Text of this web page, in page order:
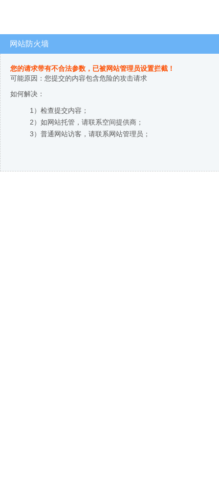
网站防火墙
您的请求带有不合法参数，已被网站管理员设置拦截！
可能原因：您提交的内容包含危险的攻击请求
如何解决：
1）检查提交内容；
2）如网站托管，请联系空间提供商；
3）普通网站访客，请联系网站管理员；